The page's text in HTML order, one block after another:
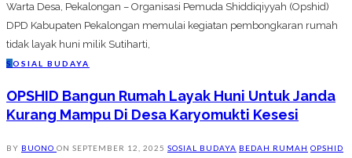
Warta Desa, Pekalongan – Organisasi Pemuda Shiddiqiyyah (Opshid)
DPD Kabupaten Pekalongan memulai kegiatan pembongkaran rumah
tidak layak huni milik Sutiharti,
S OSIAL BUDAYA
OPSHID Bangun Rumah Layak Huni Untuk Janda
Kurang Mampu Di Desa Karyomukti Kesesi
BY BUONO ON SEPTEMBER 12, 2025 SOSIAL BUDAYA BEDAH RUMAH OPSHID